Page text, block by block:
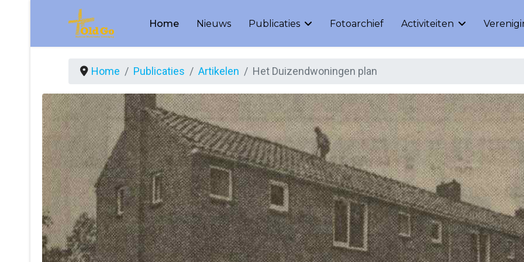
Home Nieuws Publicaties Fotoarchief Activiteiten
Home Publicaties Artikelen Het Duizendwoningen plan